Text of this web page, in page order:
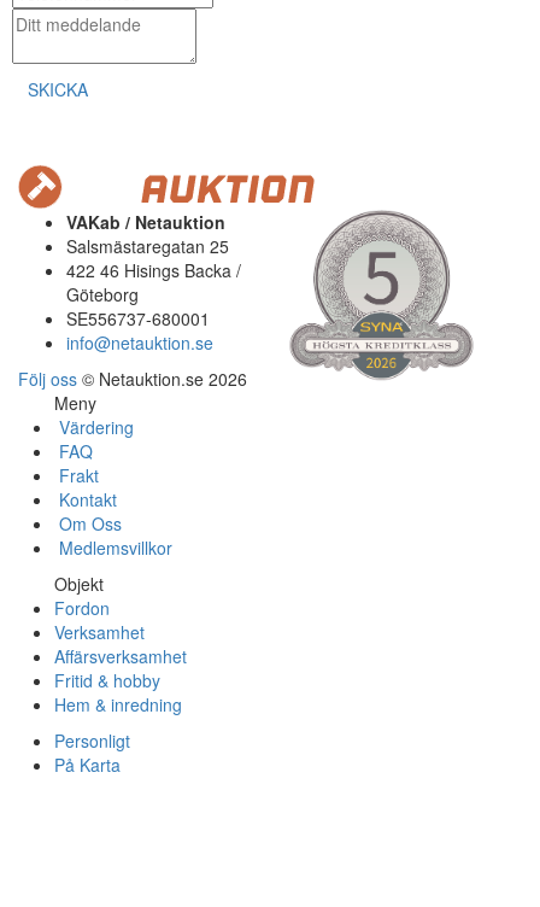
SKICKA
VAKab / Netauktion
Salsmästaregatan 25
422 46 Hisings Backa /
Göteborg
SE556737-680001
info@netauktion.se
Följ oss © Netauktion.se 2026
Meny
Värdering
FAQ
Frakt
Kontakt
Om Oss
Medlemsvillkor
Objekt
Fordon
Verksamhet
Affärsverksamhet
Fritid & hobby
Hem & inredning
Personligt
På Karta